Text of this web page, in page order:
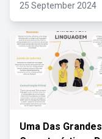
25 September 2024
Uma Das Grandes